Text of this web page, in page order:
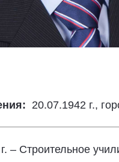
20.07.1942 г.,
– Строительное